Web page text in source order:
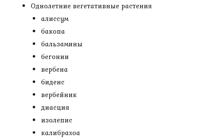
Однолетние вегетативные растения
алиссум
бакопа
бальзамины
бегонии
вербена
биденс
вербейник
диасция
изолепис
калибрахоа